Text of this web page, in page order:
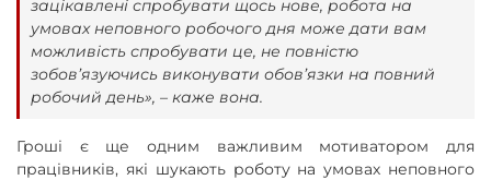
зацікавлені спробувати щось нове, робота на
умовах неповного робочого дня може дати вам
можливість спробувати це, не повністю
зобов’язуючись виконувати обов’язки на повний
робочий день», – каже вона.
Гроші є ще одним важливим мотиватором для
працівників, які шукають роботу на умовах неповного